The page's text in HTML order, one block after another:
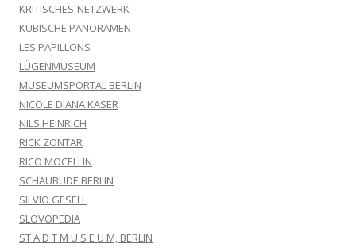
KRITISCHES-NETZWERK
KUBISCHE PANORAMEN
LES PAPILLONS
LÜGENMUSEUM
MUSEUMSPORTAL BERLIN
NICOLE DIANA KÄSER
NILS HEINRICH
RICK ZONTAR
RICO MOCELLIN
SCHAUBUDE BERLIN
SILVIO GESELL
SLOVOPEDIA
ST A D T M U S E U M, BERLIN